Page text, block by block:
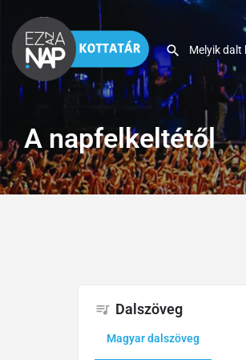
A napfelkeltétől
Dalszöveg
Magyar dalszöveg